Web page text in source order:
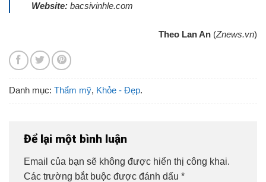
Website: bacsivinhle.com
Theo Lan An (Znews.vn)
Danh mục: Thẩm mỹ, Khỏe - Đẹp.
Để lại một bình luận
Email của bạn sẽ không được hiển thị công khai.
Các trường bắt buộc được đánh dấu *